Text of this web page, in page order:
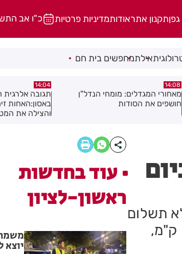
תקנון אתראודותמדיניות פרטיות כ"ו אב התשפ"ו |
אילתמחפשים בית חם
14:04
תגובה אלרגית חריפה כמעט הסתיימה
באסון:האחות זיהתה את הסכנה
13:54
משמר שכונות
תשלום
שיעבור ברחבי העיר. המסע, מתאים לכל המשפחה ואורכו כ-8 ק"מ,
עוד בחדשות
ראשון-לציון
יוצא